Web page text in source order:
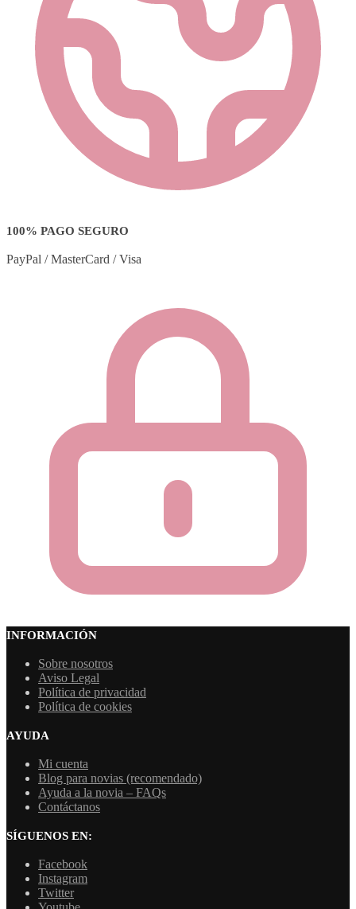
100% PAGO SEGURO
PayPal / MasterCard / Visa
INFORMACIÓN
Sobre nosotros
Aviso Legal
Política de privacidad
Política de cookies
AYUDA
Mi cuenta
Blog para novias (recomendado)
Ayuda a la novia – FAQs
Contáctanos
SÍGUENOS EN:
Facebook
Instagram
Twitter